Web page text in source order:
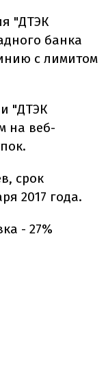
"ДТЭК
банка
с лимитом
"ДТЭК
на веб-
срок
2017 года.
- 27%